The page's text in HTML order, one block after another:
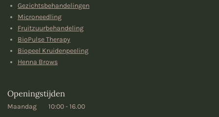
Gezichtsbehandelingen
Microneedling
Fruitzuurbehandeling
BioPulse Therapy
Biopeel Kruidenpeeling
Henna Brows
Openingstijden
Maandag 10:00 - 16.00